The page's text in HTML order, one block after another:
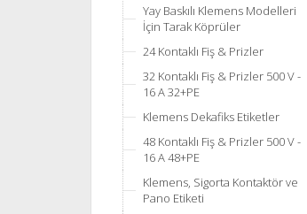
Yay Baskılı Klemens Modelleri
İçin Tarak Köprüler
24 Kontaklı Fiş & Prizler
32 Kontaklı Fiş & Prizler 500 V -
16 A 32+PE
Klemens Dekafiks Etiketler
48 Kontaklı Fiş & Prizler 500 V -
16 A 48+PE
Klemens, Sigorta Kontaktör ve
Pano Etiketi